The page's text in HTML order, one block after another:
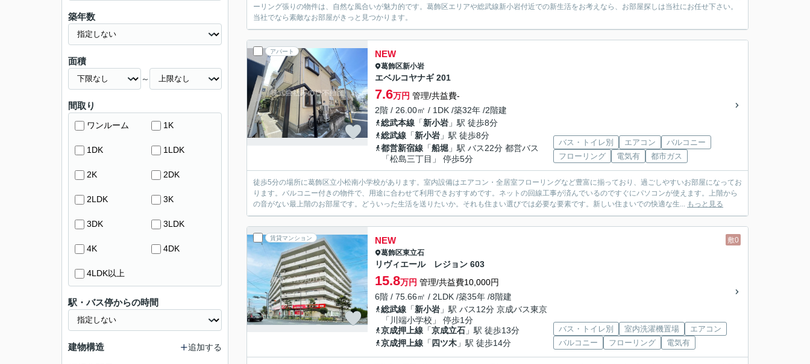
ーリング張りの物件は、自然な風合いが魅力的です。葛飾区エリアや総武線新小岩付近での新生活をお考えなら、お部屋探しは当社にお任せ下さい。
当社でなら素敵なお部屋がきっと見つかります。
アパート NEW
葛飾区新小岩
エベルコヤナギ 201
7.6万円 管理/共益費-
2階 / 26.00㎡ / 1DK /築32年 /2階建
総武本線 「新小岩 」駅 徒歩8分
総武線 「新小岩 」駅 徒歩8分
都営新宿線 「船堀 」駅 バス22分 都営バス
「松島三丁目」 停歩5分
バス・トイレ別 エアコン
バルコニー
フローリング
電気有 都市ガス
徒歩5分の場所に葛飾区立小松南小学校があります。室内設備はエアコン・全居室フローリングなど豊富に揃っており、過ごしやすいお部屋になってお
ります。バルコニー付きの物件で、用途に合わせて利用できおすすめです。ネットの回線工事が済んでいるのですぐにパソコンが使えます。上階から
の音がない最上階のお部屋です。どういった生活を送りたいか。それも住まい選びでは必要な要素です。新しい住まいでの快適な生... もっと見る
賃貸マンション 敷0
NEW
葛飾区東立石
リヴィエール レジョン 603
15.8万円 管理/共益費10,000円
6階 / 75.66㎡ / 2LDK /築35年 /8階建
総武線 「新小岩 」駅 バス12分 京成バス東京
「川端小学校」 停歩1分
京成押上線 「京成立石 」駅 徒歩13分
京成押上線 「 四ツ木 」駅 徒歩14分
バス・トイレ別 室内洗濯機置場
エアコン
バルコニー
フローリング 電気有
築年数
面積
～
間取り
ワンルーム 1K
1DK 1LDK
2K 2DK
2LDK 3K
3DK 3LDK
4K 4DK
4LDK以上
駅・バス停からの時間
建物構造 追加する